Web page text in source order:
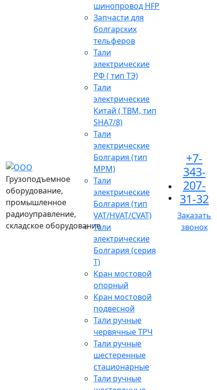
Грузоподъемное
оборудование,
промышленное
радиоуправление,
складское оборудование
шинопровод HFP
Запчасти для
болгарских
тельферов
Тали
электрические
РФ ( тип ТЭ)
Тали
электрические
Китай ( TBM, тип
SHA7/8)
Тали
электрические
Болгария (тип
МРМ)
Тали
электрические
Болгария (тип
VAT/HVAT/CVAT)
Тали
электрические
Болгария (серия
Т)
Кран мостовой
опорный
Кран мостовой
подвесной
Тали ручные
червячные ТРЧ
Тали ручные
шестеренные
стационарные
Тали ручные
+7-
343-
207-
31-32
Заказать
звонок